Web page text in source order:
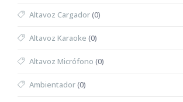
Altavoz Cargador(0)
Altavoz Karaoke (0)
Altavoz Micrófono (0)
Ambientador(0)